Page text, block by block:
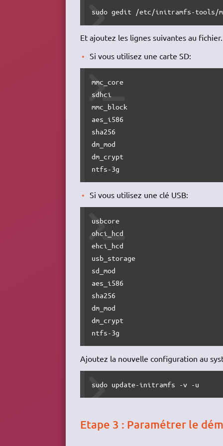
sudo gedit /etc/initramfs-tools/
Et ajoutez les lignes suivantes au fichier.
Si vous utilisez une carte SD:
mmc_core
sdhci
mmc_block
aes_i586
sha256
dm_mod
dm_crypt
ntfs-3g
Si vous utilisez une clé USB:
usbcore
ohci_hcd
ehci_hcd
usb_storage
sd_mod
aes_i586
sha256
dm_mod
dm_crypt
ntfs-3g
Ajoutez la nouvelle configuration au
sudo update-initramfs -v -u
Etape 3 : Paramétrer le